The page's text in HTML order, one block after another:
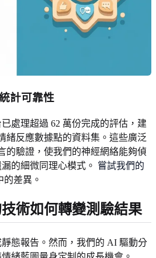
計可靠性
處理超過 62 萬份完成的評估，建
緒反應數據點的資料集。這些廣泛
的驗證，使我們的神經網絡能夠偵
的細微同理心模式。 嘗試我們的
的差異。
術如何轉變測驗結果
態報告。然而，我們的 AI 驅動分